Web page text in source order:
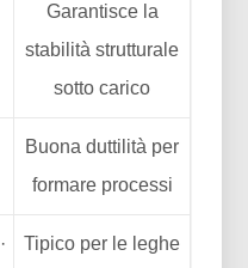
Garantisce la
stabilità strutturale
sotto carico
Buona duttilità per
formare processi
Tipico per le leghe